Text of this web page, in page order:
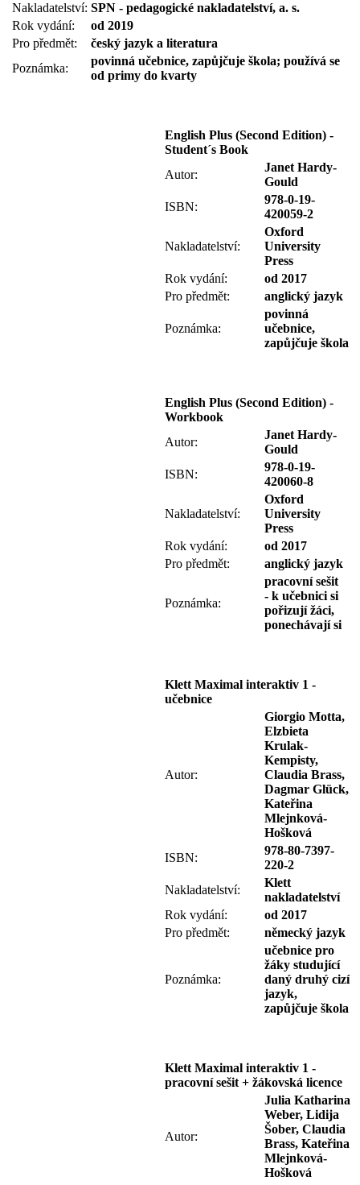
Nakladatelství: SPN - pedagogické nakladatelství, a. s.
Rok vydání:
od 2019
Pro předmět:
český jazyk a literatura
Poznámka:
povinná učebnice, zapůjčuje škola; používá se
od primy do kvarty
English Plus (Second Edition) -
Student´s Book
Autor:
Janet Hardy-
Gould
ISBN:
978-0-19-
420059-2
Nakladatelství:
Oxford
University
Press
Rok vydání:
od 2017
Pro předmět:
anglický jazyk
Poznámka:
povinná
učebnice,
zapůjčuje škola
English Plus (Second Edition) -
Workbook
Autor:
Janet Hardy-
Gould
ISBN:
978-0-19-
420060-8
Nakladatelství:
Oxford
University
Press
Rok vydání:
od 2017
Pro předmět:
anglický jazyk
Poznámka:
pracovní sešit
- k učebnici si
pořizují žáci,
ponechávají si
Klett Maximal interaktiv 1 -
učebnice
Autor:
Giorgio Motta,
Elzbieta
Krulak-
Kempisty,
Claudia Brass,
Dagmar Glück,
Kateřina
Mlejnková-
Hošková
ISBN:
978-80-7397-
220-2
Nakladatelství:
Klett
nakladatelství
Rok vydání:
od 2017
Pro předmět:
německý jazyk
Poznámka:
učebnice pro
žáky studující
daný druhý cizí
jazyk,
zapůjčuje škola
Klett Maximal interaktiv 1 -
pracovní sešit + žákovská licence
Autor:
Julia Katharina
Weber, Lidija
Šober, Claudia
Brass, Kateřina
Mlejnková-
Hošková